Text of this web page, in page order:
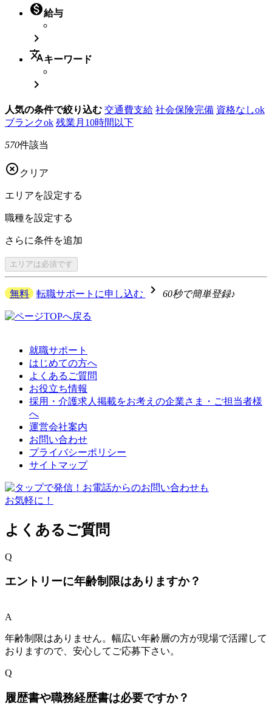
給与

translateキーワード

人気の条件で絞り込む 交通費支給 社会保険完備 資格なしok
ブランクok 残業月10時間以下
570件該当
 クリア
エリアを設定する
職種を設定する
さらに条件を追加
エリアは必須です
無料 転職サポートに申し込む navigate_next 60秒で簡単登録♪
就職サポート
はじめての方へ
よくあるご質問
お役立ち情報
採用・介護求人掲載をお考えの企業さま・ご担当者様
へ
運営会社案内
お問い合わせ
プライバシーポリシー
サイトマップ
よくあるご質問
Q
エントリーに年齢制限はありますか？
A
年齢制限はありません。幅広い年齢層の方が現場で活躍して
おりますので、安心してご応募下さい。
Q
履歴書や職務経歴書は必要ですか？